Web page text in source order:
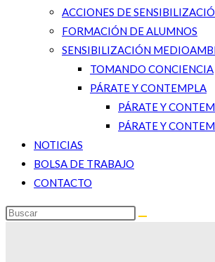
ACCIONES DE
FORMACIÓN DE ALUMNOS
SENSIBILIZACIÓN
TOMANDO CONCIENCIA
PÁRATE Y CONTEMPLA
PÁRATE Y
PÁRATE Y
NOTICIAS
BOLSA DE TRABAJO
CONTACTO